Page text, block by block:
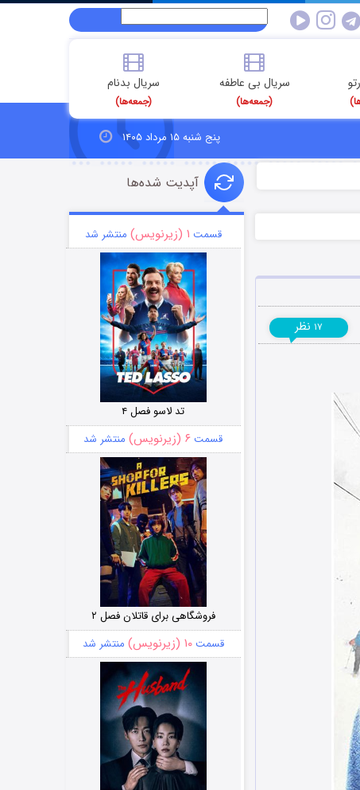
سریال بی عاطفه
(جمعه‌ها)
سریال بدنام
(جمعه‌ها)
پنج شنبه ۱۵ مرداد ۱۴۰۵
۱۷ نظر
آپدیت شده‌ها
قسمت ۱ (زیرنویس) منتشر شد
تد لاسو فصل ۴
قسمت ۶ (زیرنویس) منتشر شد
فروشگاهی برای قاتلان فصل ۲
قسمت۱۰ (زیرنویس) منتشر شد